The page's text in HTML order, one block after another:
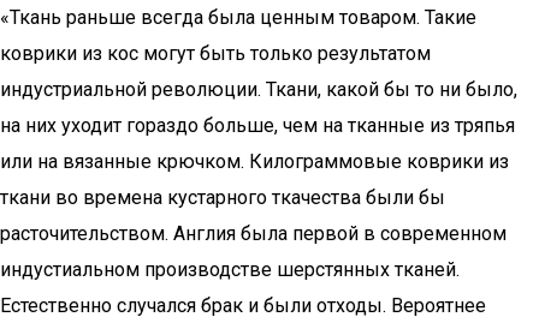
«Ткань раньше всегда была ценным товаром. Такие
коврики из кос могут быть только результатом
индустриальной революции. Ткани, какой бы то ни было,
на них уходит гораздо больше, чем на тканные из тряпья
или на вязанные крючком. Килограммовые коврики из
ткани во времена кустарного ткачества были бы
расточительством. Англия была первой в современном
индустиальном производстве шерстянных тканей.
Естественно случался брак и были отходы. Вероятнее